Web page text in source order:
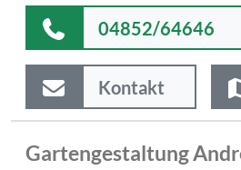
04852/64646
Kontakt
Gartengestaltung